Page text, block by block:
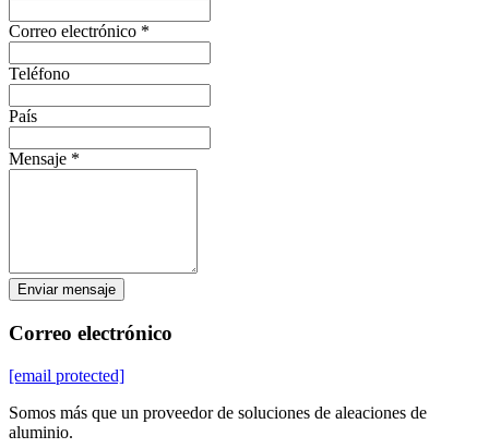
Correo electrónico *
Teléfono
País
Mensaje *
Enviar mensaje
Correo electrónico
[email protected]
Somos más que un proveedor de soluciones de aleaciones de
aluminio.